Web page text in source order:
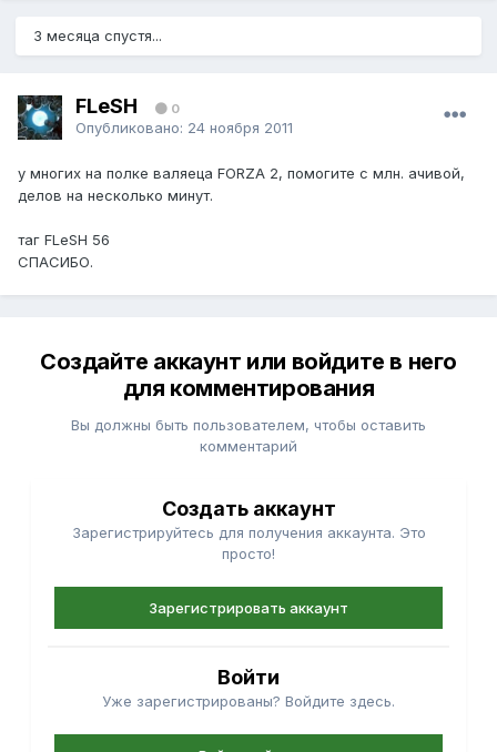
3 месяца спустя...
FLeSH 0
Опубликовано: 24 ноября 2011
у многих на полке валяеца FORZA 2, помогите с млн. ачивой,
делов на несколько минут.
таг FLeSH 56
СПАСИБО.
Создайте аккаунт или войдите в него
для комментирования
Вы должны быть пользователем, чтобы оставить
комментарий
Создать аккаунт
Зарегистрируйтесь для получения аккаунта. Это
просто!
Зарегистрировать аккаунт
Войти
Уже зарегистрированы? Войдите здесь.